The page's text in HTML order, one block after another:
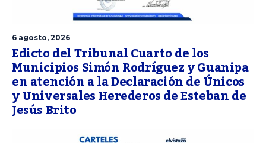
6 agosto, 2026
Edicto del Tribunal Cuarto de los
Municipios Simón Rodríguez y Guanipa
en atención a la Declaración de Únicos
y Universales Herederos de Esteban de
Jesús Brito